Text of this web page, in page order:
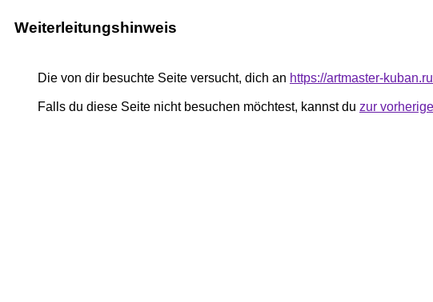
Weiterleitungshinweis
Die von dir besuchte Seite versucht, dich an https://artmaster-
Falls du diese Seite nicht besuchen möchtest, kannst du zur